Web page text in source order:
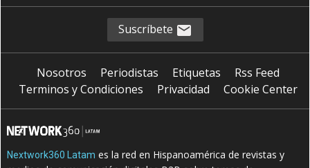
Suscríbete
Nosotros Periodistas Etiquetas
Rss Feed
Terminos y Condiciones
Privacidad Cookie Center
Nextwork360 Latam es la red en Hispanoamérica de revistas y